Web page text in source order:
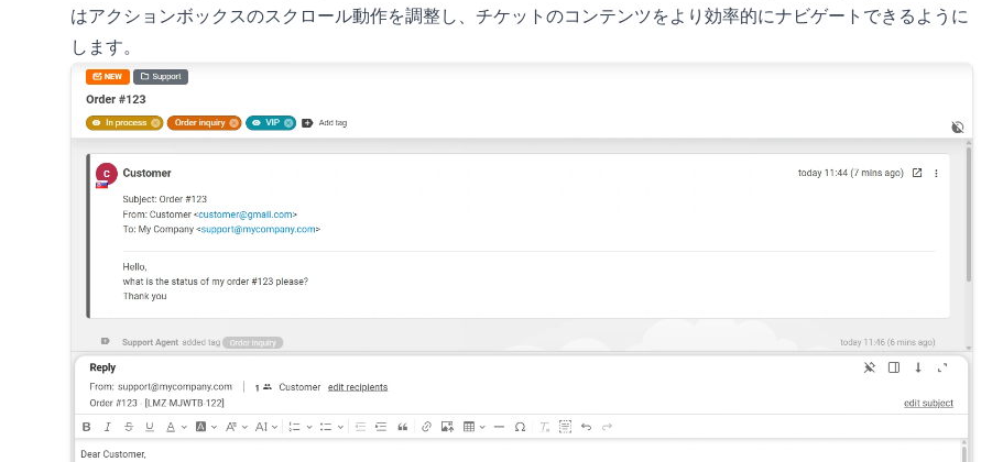
はアクションボックスのスクロール動作を調整し、チケットのコンテンツをより効率的にナビゲートできるように
します。